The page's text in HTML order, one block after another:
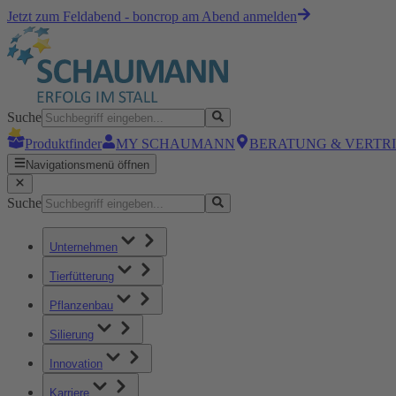
Jetzt zum Feldabend - boncrop am Abend anmelden
Suche
Produktfinder
MY SCHAUMANN BERATUNG &
Navigationsmenü öffnen
Suche
Unternehmen
Tierfütterung
Pflanzenbau
Silierung
Innovation
Karriere